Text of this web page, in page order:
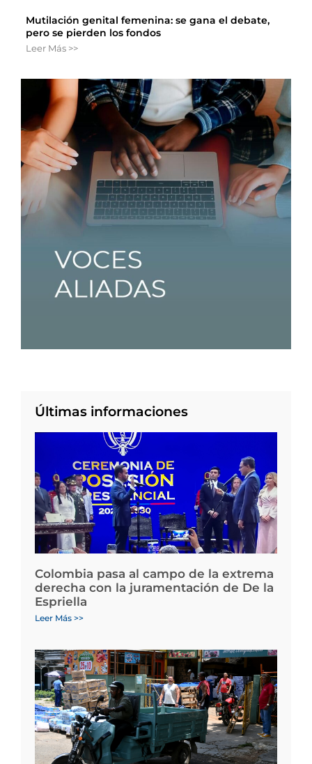
Mutilación genital femenina: se gana el debate,
pero se pierden los fondos
Leer Más >>
Últimas informaciones
Colombia pasa al campo de la extrema
derecha con la juramentación de De la
Espriella
Leer Más >>